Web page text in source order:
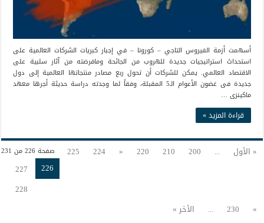
أسهمت أزمة الفيروس التاجي – كورونا – في إجبار كبريات الشركات العالمية على
استحداث استراتيجيات جديدة للهروب من الجائحة ومافرضته من آثار سلبية على
الاقتصاد العالمي. يمكن للشركات أن تحول ربع مصادر منتجاتها العالمية إلى دول
جديدة فى غضون الأعوام الـ5 المقبلة، وفقاً لما وجدته دراسة حديثة أجرها معهد
ماكينزى …
قراءة المزيد »
صفحة 226 من 231 « الأول ...
200
210
220
«
224
225
226
227
228
»
230
... الأخر »